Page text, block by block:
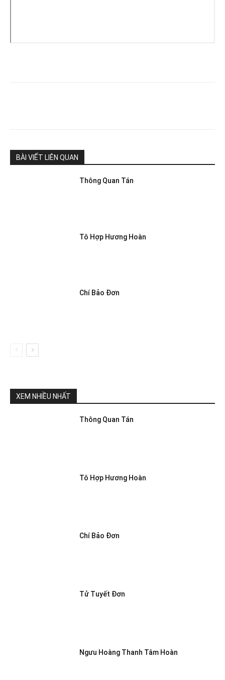
BÀI VIẾT LIÊN QUAN
Thông Quan Tán
Tô Hợp Hương Hoàn
Chí Bảo Đơn
XEM NHIỀU NHẤT
Thông Quan Tán
Tô Hợp Hương Hoàn
Chí Bảo Đơn
Tử Tuyết Đơn
Ngưu Hoàng Thanh Tâm Hoàn